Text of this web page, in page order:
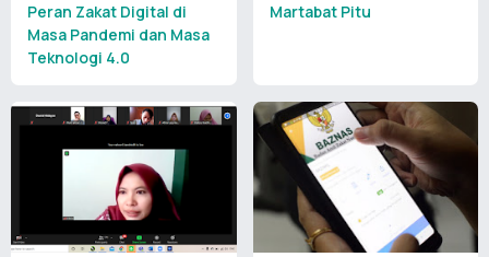
Peran Zakat Digital di
Masa Pandemi dan Masa
Teknologi 4.0
Martabat Pitu